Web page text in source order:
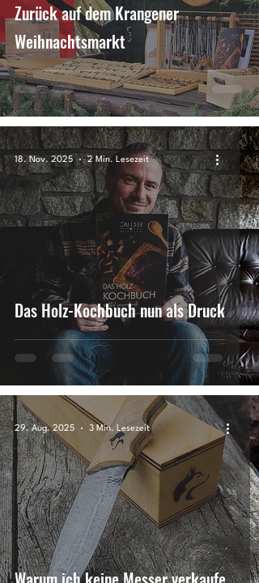
Zurück auf dem Krangener
Weihnachtsmarkt
Das Holz-Kochbuch nun als Druck
18. Nov. 2025 2 Min. Lesezeit
29. Aug. 2025 3 Min. Lesezeit